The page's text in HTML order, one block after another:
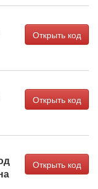
Открыть код
Открыть код
Открыть код